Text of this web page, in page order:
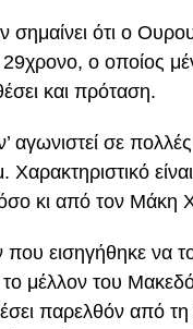
σημαίνει ότι ο
29χρονο, ο οποίος
και πρόταση.
αγωνιστεί σε
Χαρακτηριστικό
κι από τον Μάκη
που εισηγήθηκε να
μέλλον του
παρελθόν από